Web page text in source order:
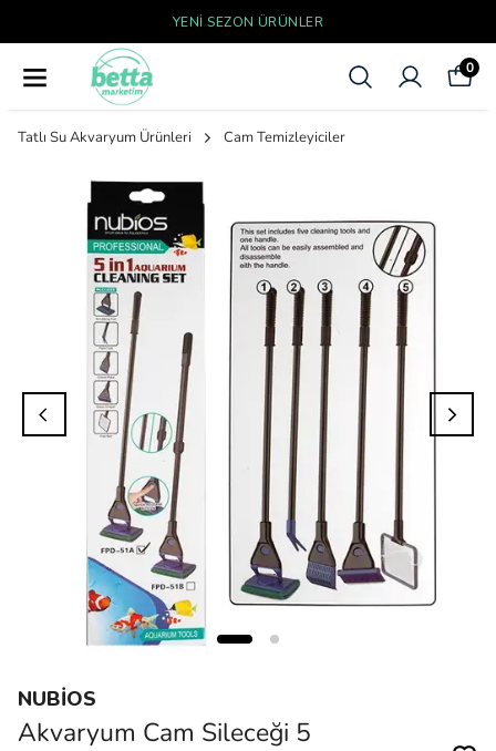
YENI SEZON ÜRÜNLER
0
Tatlı Su Akvaryum Ürünleri Cam Temizleyiciler
NUBİOS
Akvaryum Cam Sileceği 5